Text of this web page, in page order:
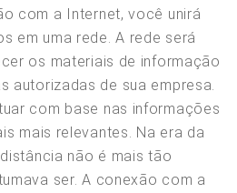
com a Internet, você unirá
em uma rede. A rede será
os materiais de informação
autorizadas de sua empresa.
com base nas informações
mais relevantes. Na era da
não é mais tão
ser. A conexão com a